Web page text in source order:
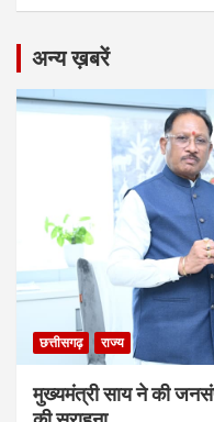
अन्य ख़बरें
छत्तीसगढ़ राज्य
मुख्यमंत्री साय ने की